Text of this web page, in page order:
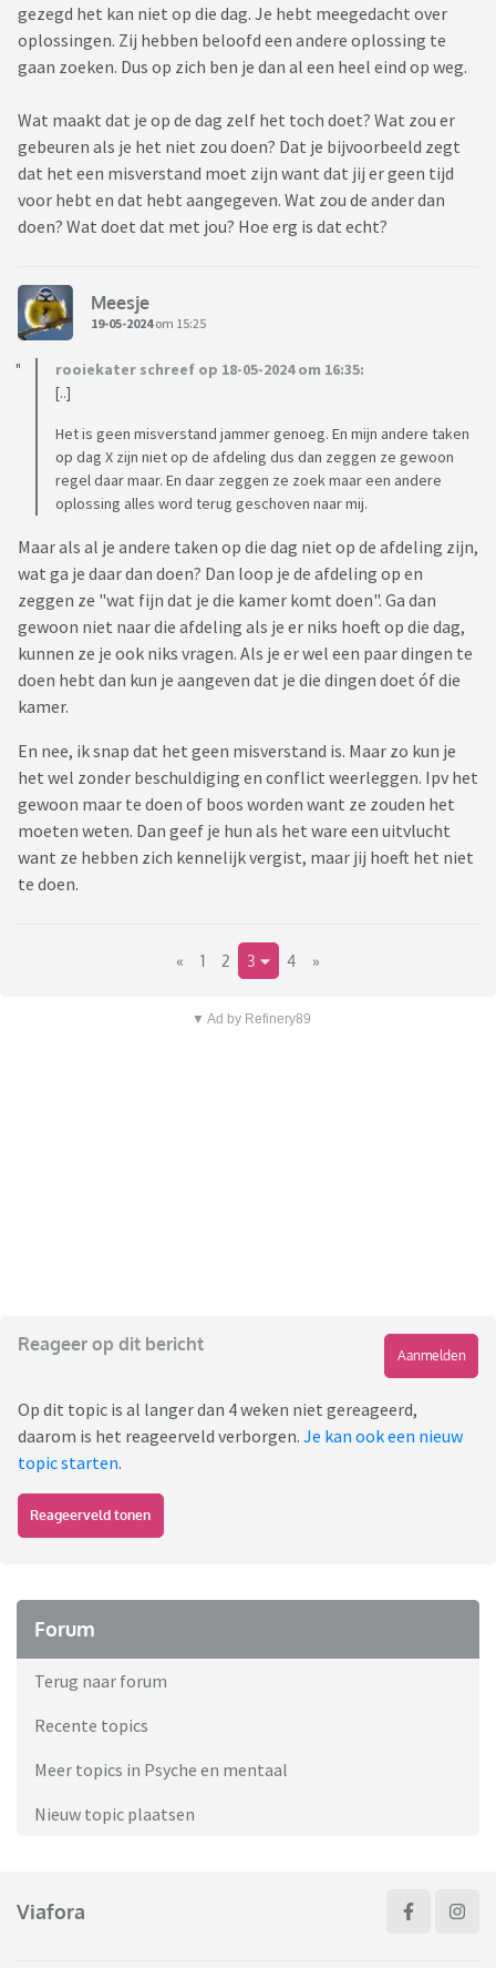
gezegd het kan niet op die dag. Je hebt meegedacht over
oplossingen. Zij hebben beloofd een andere oplossing te
gaan zoeken. Dus op zich ben je dan al een heel eind op weg.
Wat maakt dat je op de dag zelf het toch doet? Wat zou er
gebeuren als je het niet zou doen? Dat je bijvoorbeeld zegt
dat het een misverstand moet zijn want dat jij er geen tijd
voor hebt en dat hebt aangegeven. Wat zou de ander dan
doen? Wat doet dat met jou? Hoe erg is dat echt?
Meesje
19-05-2024om 15:25
rooiekater schreef op 18-05-2024 om 16:35:
[..]
Het is geen misverstand jammer genoeg. En mijn andere taken
op dag X zijn niet op de afdeling dus dan zeggen ze gewoon
regel daar maar. En daar zeggen ze zoek maar een andere
oplossing alles word terug geschoven naar mij.
Maar als al je andere taken op die dag niet op de afdeling zijn,
wat ga je daar dan doen? Dan loop je de afdeling op en
zeggen ze "wat fijn dat je die kamer komt doen". Ga dan
gewoon niet naar die afdeling als je er niks hoeft op die dag,
kunnen ze je ook niks vragen. Als je er wel een paar dingen te
doen hebt dan kun je aangeven dat je die dingen doet óf die
kamer.
En nee, ik snap dat het geen misverstand is. Maar zo kun je
het wel zonder beschuldiging en conflict weerleggen. Ipv het
gewoon maar te doen of boos worden want ze zouden het
moeten weten. Dan geef je hun als het ware een uitvlucht
want ze hebben zich kennelijk vergist, maar jij hoeft het niet
te doen.
« 1 2 3 4 »
▼ Ad by Refinery89
Reageer op dit bericht
Aanmelden
Op dit topic is al langer dan 4 weken niet gereageerd,
daarom is het reageerveld verborgen. Je kan ook een nieuw
topic starten.
Reageerveld tonen
Forum
Terug naar forum
Recente topics
Meer topics in Psyche en mentaal
Nieuw topic plaatsen
Viafora